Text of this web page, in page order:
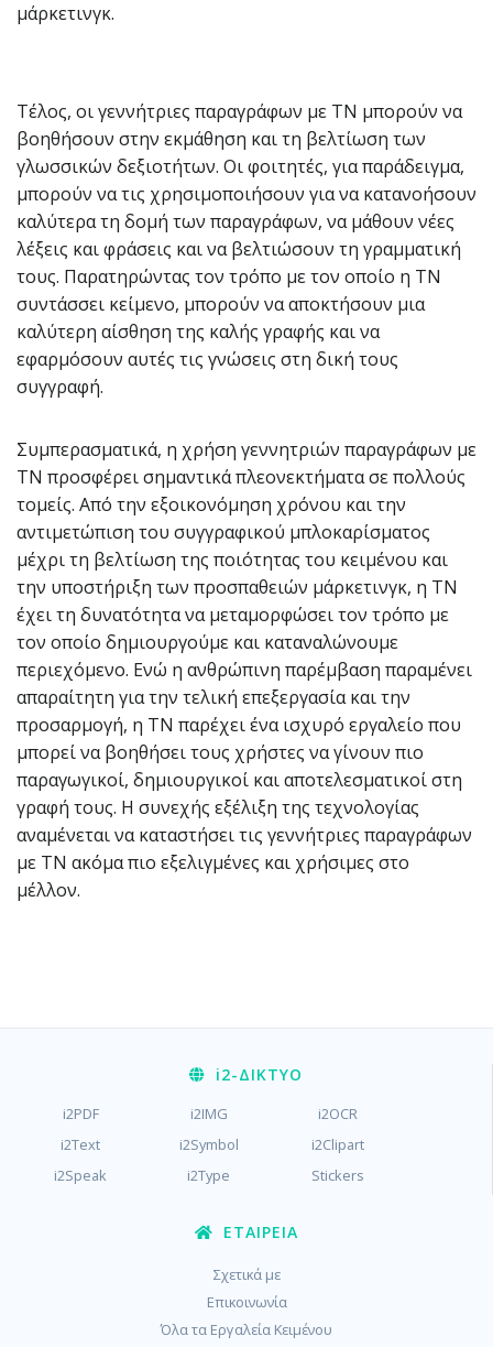
μάρκετινγκ.
Τέλος, οι γεννήτριες παραγράφων με ΤΝ μπορούν να
βοηθήσουν στην εκμάθηση και τη βελτίωση των
γλωσσικών δεξιοτήτων. Οι φοιτητές, για παράδειγμα,
μπορούν να τις χρησιμοποιήσουν για να κατανοήσουν
καλύτερα τη δομή των παραγράφων, να μάθουν νέες
λέξεις και φράσεις και να βελτιώσουν τη γραμματική
τους. Παρατηρώντας τον τρόπο με τον οποίο η ΤΝ
συντάσσει κείμενο, μπορούν να αποκτήσουν μια
καλύτερη αίσθηση της καλής γραφής και να
εφαρμόσουν αυτές τις γνώσεις στη δική τους
συγγραφή.
Συμπερασματικά, η χρήση γεννητριών παραγράφων με
ΤΝ προσφέρει σημαντικά πλεονεκτήματα σε πολλούς
τομείς. Από την εξοικονόμηση χρόνου και την
αντιμετώπιση του συγγραφικού μπλοκαρίσματος
μέχρι τη βελτίωση της ποιότητας του κειμένου και
την υποστήριξη των προσπαθειών μάρκετινγκ, η ΤΝ
έχει τη δυνατότητα να μεταμορφώσει τον τρόπο με
τον οποίο δημιουργούμε και καταναλώνουμε
περιεχόμενο. Ενώ η ανθρώπινη παρέμβαση παραμένει
απαραίτητη για την τελική επεξεργασία και την
προσαρμογή, η ΤΝ παρέχει ένα ισχυρό εργαλείο που
μπορεί να βοηθήσει τους χρήστες να γίνουν πιο
παραγωγικοί, δημιουργικοί και αποτελεσματικοί στη
γραφή τους. Η συνεχής εξέλιξη της τεχνολογίας
αναμένεται να καταστήσει τις γεννήτριες παραγράφων
με ΤΝ ακόμα πιο εξελιγμένες και χρήσιμες στο
μέλλον.
i2-ΔΊΚΤΥΟ
i2PDF i2IMG
i2OCR
i2Text
i2Symbol
i2Clipart
i2Speak
i2Type Stickers
ΕΤΑΙΡΕΊΑ
Σχετικά με
Επικοινωνία
Όλα τα Εργαλεία Κειμένου